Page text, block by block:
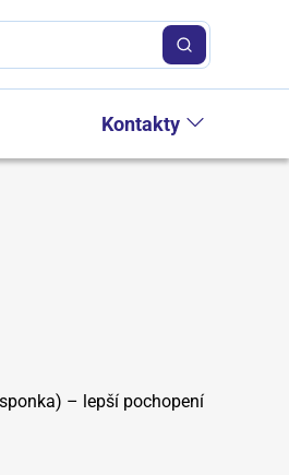
Kontakty
– lepší pochopení